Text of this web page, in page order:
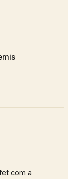
com a